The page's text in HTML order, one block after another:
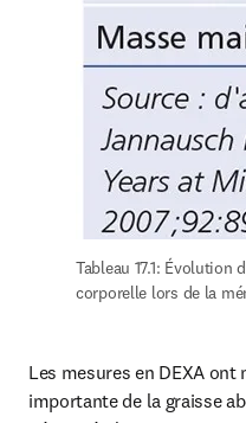
Tableau 17.1:
corporelle lors de la
Les mesures en DEXA
importante de la graisse